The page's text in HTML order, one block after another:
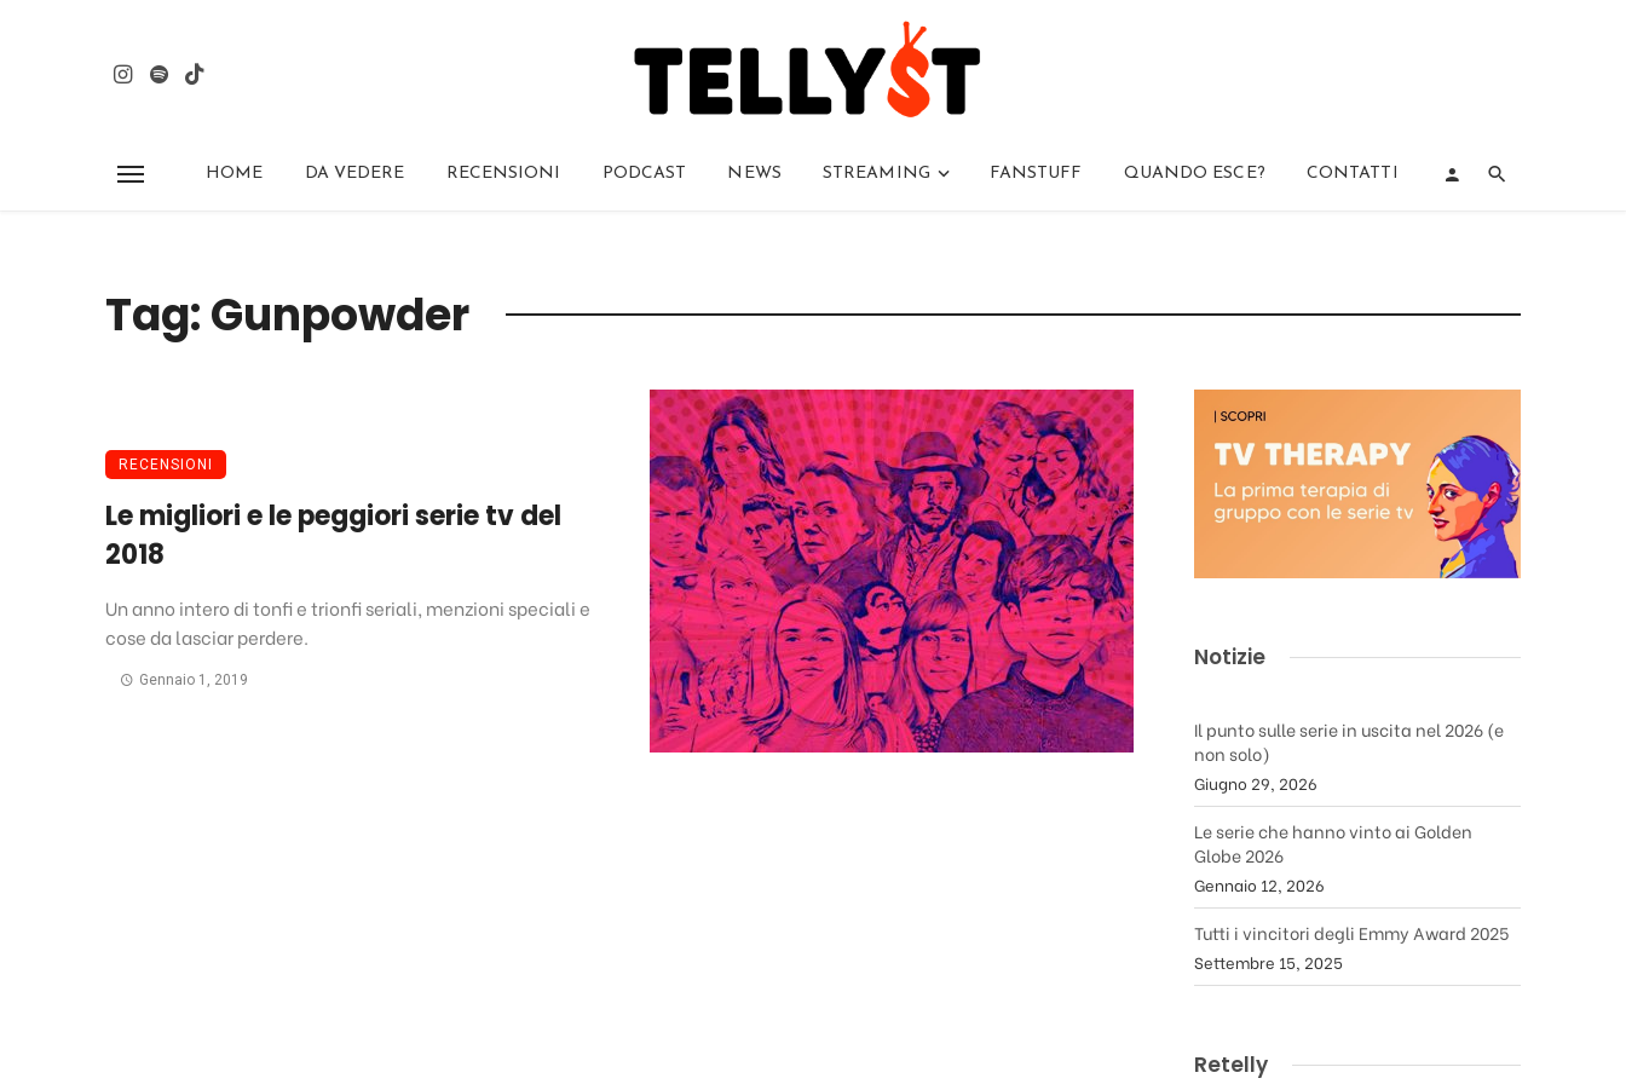
HOME DA VEDERE RECENSIONI PODCAST NEWS STREAMING FANSTUFF QUANDO ESCE? CONTATTI
Tag: Gunpowder
RECENSIONI
Le migliori e le peggiori serie tv del
2018
Un anno intero di tonfi e trionfi seriali, menzioni speciali e
cose da lasciar perdere.
Gennaio 1, 2019
Notizie
Il punto sulle serie in uscita nel 2026 (e
non solo)
Giugno 29, 2026
Le serie che hanno vinto ai Golden
Globe 2026
Gennaio 12, 2026
Tutti i vincitori degli Emmy Award 2025
Settembre 15, 2025
Retelly